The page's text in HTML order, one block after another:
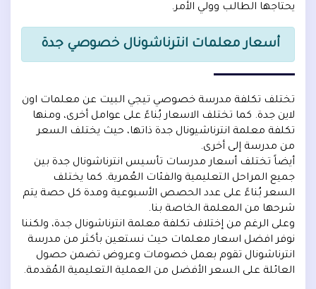
يحتاجها الطالب وولي الأمر.
أسعار معلمات انترناشونال خصوصي جدة
تختلف تكلفة مدرسة خصوصي تيجي البيت عن معلمات اون
لاين جدة. كما تختلف الاسعار بُناءً على عوامل أخرى، ومنها
تكلفة معلمة انترناشيونال جدة ذاتها، حيث يختلف السعر
من مدرسة إلى أخرى.
أيضاً تختلف أسعار مدرسات تأسيس انترناشونال جدة بين
جميع المراحل التعليمية والفئات العُمرية. كما يختلف
السعر بُناءً على عدد الحصص الأسبوعية ومدة كل حصة يتم
شرحها من المعلمة الخاصة بنا.
وعلى الرغم من إختلاف تكلفة معلمة انترناشونال جدة، ولكننا
نوفر افضل اسعار معلمات حيث نستعين بأكثر من مدرسة
انترناشونال تقوم بعمل خصومات وعروض تضمن حصول
العائلة على السعر الأفضل من العملية التعليمية المُقدمة.